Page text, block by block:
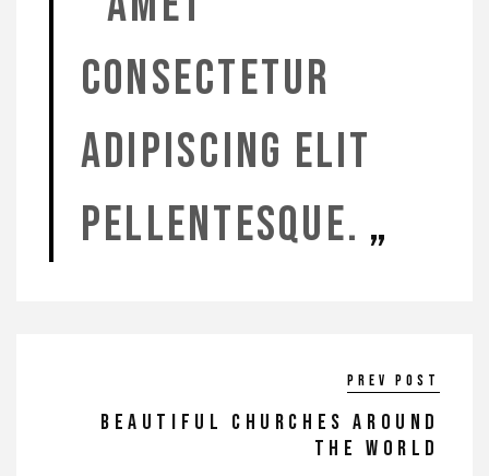
consectetur
adipiscing elit
pellentesque.
Prev post
BEAUTIFUL CHURCHES AROUND
THE WORLD